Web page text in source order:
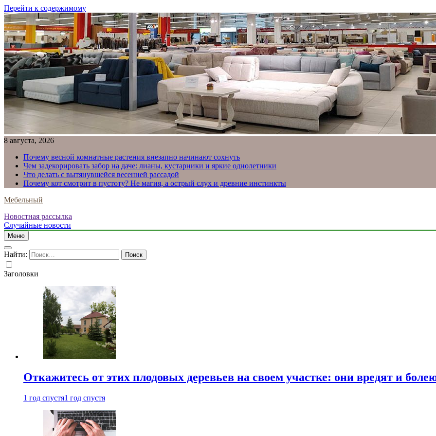
Перейти к содержимому
8 августа, 2026
Почему весной комнатные растения внезапно начинают сохнуть
Чем задекорировать забор на даче: лианы, кустарники и яркие однолетники
Что делать с вытянувшейся весенней рассадой
Почему кот смотрит в пустоту? Не магия, а острый слух и древние инстинкты
Мебельный
Новостная рассылка
Случайные новости
Меню
Найти:
Заголовки
Откажитесь от этих плодовых деревьев на своем участке: они вредят и
1 год спустя1 год спустя